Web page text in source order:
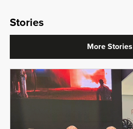
Stories
More Stories